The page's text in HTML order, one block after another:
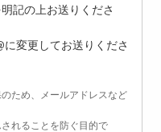
記の上お送りくださ
変更してお送りくださ
ため、メールアドレスなど
れることを防ぐ目的で